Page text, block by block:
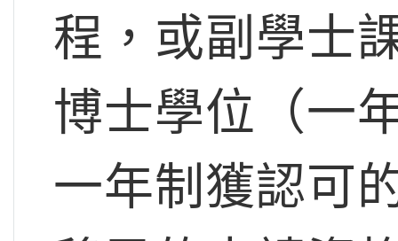
程，或副學士
博士學位（一
一年制獲認可